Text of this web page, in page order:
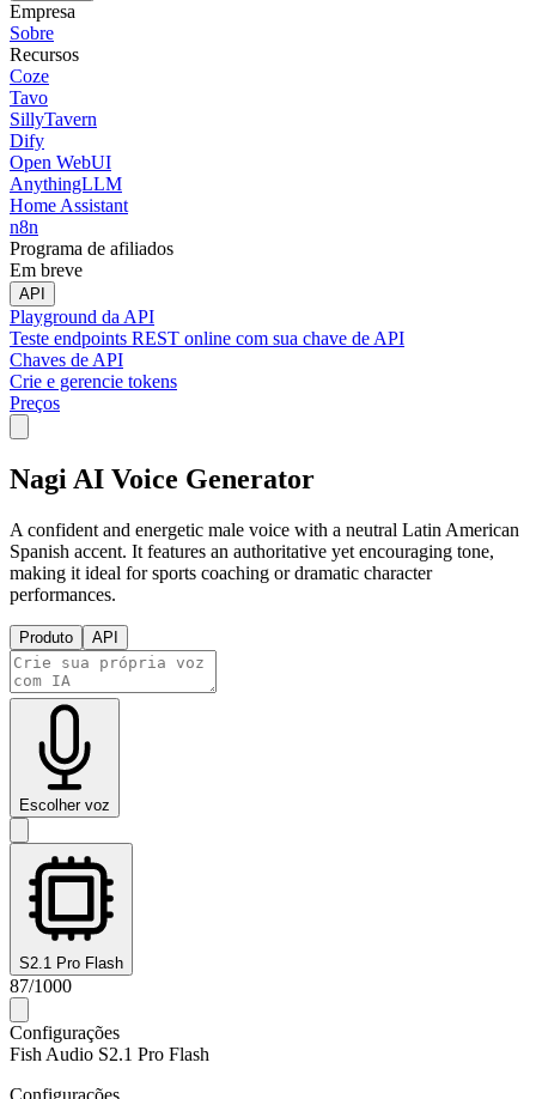
Empresa
Sobre
Recursos
Coze
Tavo
SillyTavern
Dify
Open WebUI
AnythingLLM
Home Assistant
n8n
Programa de afiliados
Em breve
API
Playground da API
Teste endpoints REST online com sua chave de API
Chaves de API
Crie e gerencie tokens
Preços
Nagi AI Voice Generator
A confident and energetic male voice with a neutral Latin American
Spanish accent. It features an authoritative yet encouraging tone,
making it ideal for sports coaching or dramatic character
performances.
Produto API
Escolher voz
S2.1 Pro Flash
87/1000
Configurações
Fish Audio S2.1 Pro Flash
Configurações